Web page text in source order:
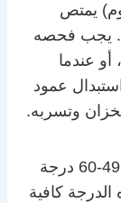
يمتص
يجب فحصه
أو عندما
عمود
وتسربه.
اضبط درجة حرارة السخان بين 49-60 درجة
هذه الدرجة كافية